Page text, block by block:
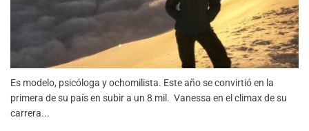
Es modelo, psicóloga y ochomilista. Este año se convirtió en la
primera de su país en subir a un 8 mil. Vanessa en el climax de su
carrera...